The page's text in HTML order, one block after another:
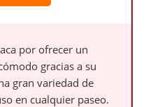
por ofrecer un
gracias a su
gran variedad de
en cualquier paseo.